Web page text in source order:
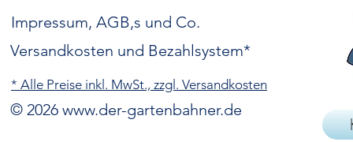
Impressum, AGB,s und Co.
Versandkosten und Bezahlsystem*
* Alle Preise inkl. MwSt., zzgl. Versandkosten
© 2026 www.der-gartenbahner.de